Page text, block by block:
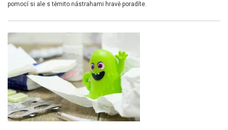
pomocí si ale s těmito nástrahami hravě poradíte.